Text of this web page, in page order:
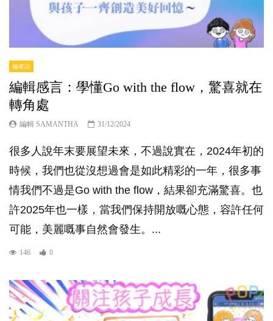
編者話
編輯感言：學懂Go with the flow，驚喜就在
轉角處
編輯 SAMANTHA 31/12/2024
很多人說年末要展望未來，不過說實在，2024年初的
時候，我們也從沒想過會是如此精彩的一年，很多事
情我們不過是Go with the flow，結果卻充滿驚喜。也
許2025年也一樣，當我們保持開放嘅心態，容許任何
可能，美麗嘅事自然會發生。...
146 0